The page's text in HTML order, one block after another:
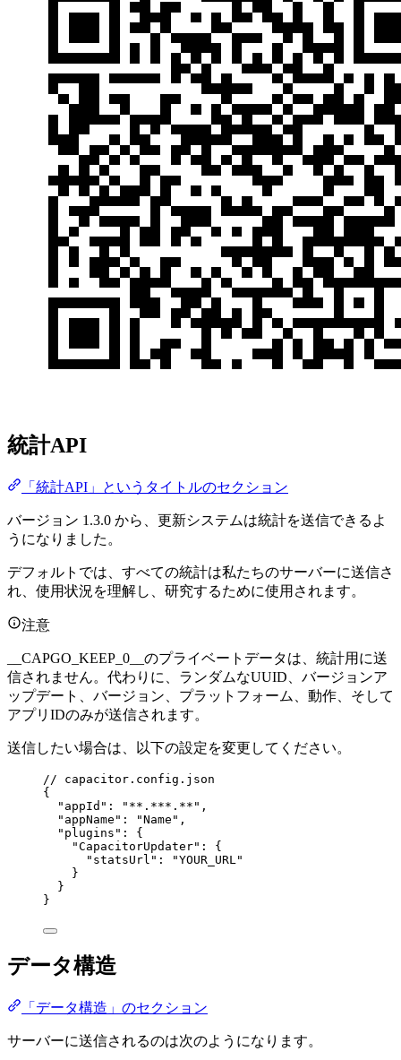
統計API
「統計API」というタイトルのセクション
バージョン 1.3.0 から、更新システムは統計を送信できるよ
うになりました。
デフォルトでは、すべての統計は私たちのサーバーに送信さ
れ、使用状況を理解し、研究するために使用されます。
注意
__CAPGO_KEEP_0__のプライベートデータは、統計用に送
信されません。代わりに、ランダムなUUID、バージョンア
ップデート、バージョン、プラットフォーム、動作、そして
アプリIDのみが送信されます。
送信したい場合は、以下の設定を変更してください。
// capacitor.config.json
{
"appId" : "**.***.**" ,
"appName" : "Name" ,
"plugins" : {
"CapacitorUpdater" : {
"statsUrl" :
"YOUR_URL"
}
}
}
データ構造
「データ構造」のセクション
サーバーに送信されるのは次のようになります。